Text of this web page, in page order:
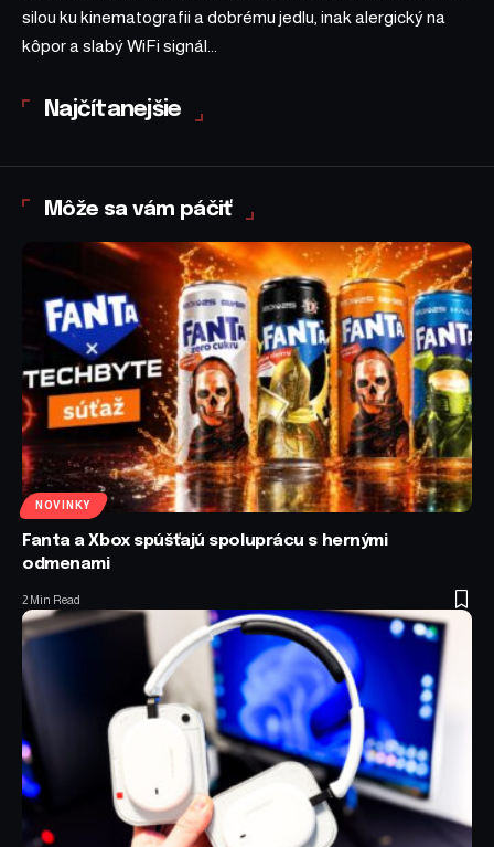
silou ku kinematografii a dobrému jedlu, inak alergický na
kôpor a slabý WiFi signál...
Najčítanejšie
Môže sa vám páčiť
NOVINKY
Fanta a Xbox spúšťajú spoluprácu s hernými
odmenami
2 Min Read